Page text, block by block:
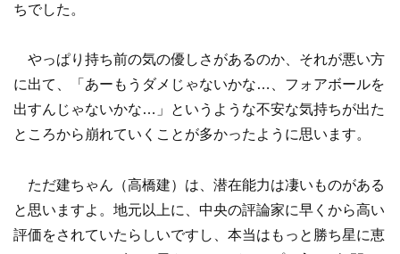
ちでした。
やっぱり持ち前の気の優しさがあるのか、それが悪い方
に出て、「あーもうダメじゃないかな…、フォアボールを
出すんじゃないかな…」というような不安な気持ちが出た
ところから崩れていくことが多かったように思います。
ただ建ちゃん（高橋建）は、潜在能力は凄いものがある
と思いますよ。地元以上に、中央の評論家に早くから高い
評価をされていたらしいですし、本当はもっと勝ち星に恵